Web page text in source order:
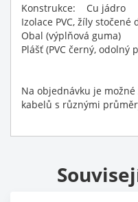
Konstrukce: Cu jádro
Izolace PVC, žíly stočené
Obal (výplňová guma)
Plášť (PVC černý, odolný
Na objednávku je
kabelů s různými